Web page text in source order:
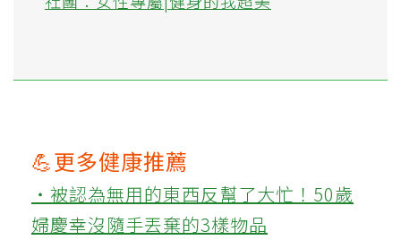
💪更多健康推薦
‧被認為無用的東西反幫了大忙！50歲
婦慶幸沒隨手丟棄的3樣物品